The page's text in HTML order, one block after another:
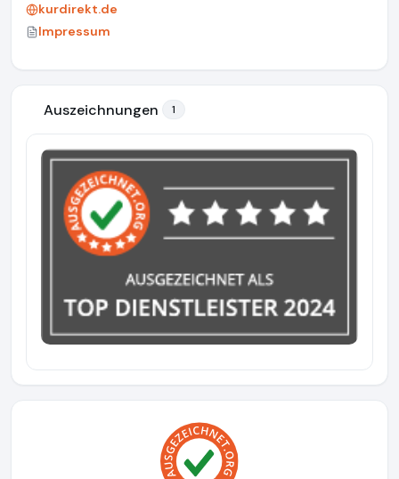
kurdirekt.de
Impressum
Auszeichnungen 1